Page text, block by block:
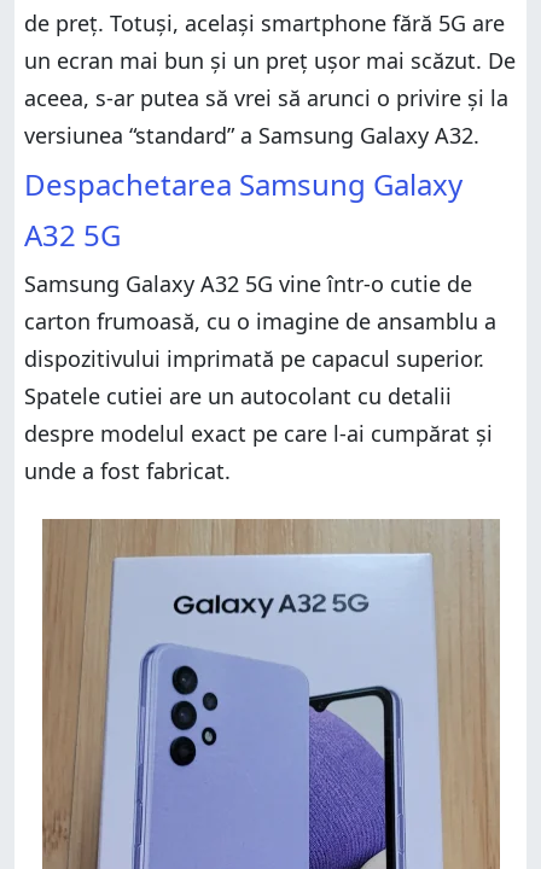
de preț. Totuși, același smartphone fără 5G are
un ecran mai bun și un preț ușor mai scăzut. De
aceea, s-ar putea să vrei să arunci o privire și la
versiunea “standard” a Samsung Galaxy A32.
Despachetarea Samsung Galaxy
A32 5G
Samsung Galaxy A32 5G vine într-o cutie de
carton frumoasă, cu o imagine de ansamblu a
dispozitivului imprimată pe capacul superior.
Spatele cutiei are un autocolant cu detalii
despre modelul exact pe care l-ai cumpărat și
unde a fost fabricat.